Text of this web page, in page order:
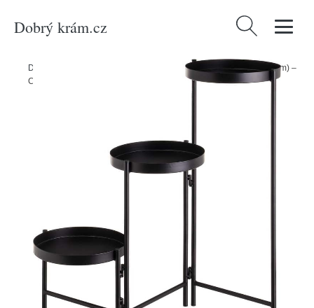
Dobrý krám.cz Vyhledávání
Domů
Kovový stojan na květiny (výška 60 cm) –
Casa Selección